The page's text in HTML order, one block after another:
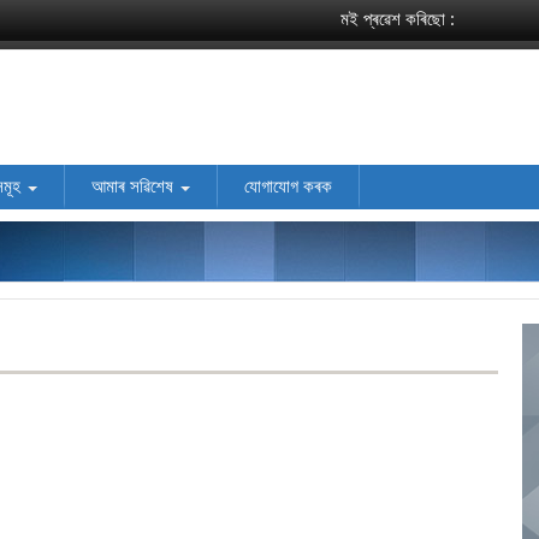
মই প্ৰৱেশ কৰিছো :
আমাৰ সৱিশেষ যোগাযোগ কৰক